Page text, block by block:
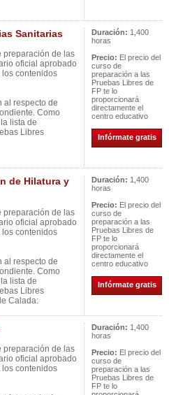
Sanitarias
preparación de las
oficial aprobado
contenidos
al respecto de
Como
lista de
Libres
Duración: 1,400
horas
Precio: El precio del
curso de
preparación a las
Pruebas Libres de
FP te lo
proporcionará
directamente el
centro educativo
Infórmate gratis
de Hilatura y
preparación de las
oficial aprobado
contenidos
al respecto de
Como
lista de
Libres
Calada:
Duración: 1,400
horas
Precio: El precio del
curso de
preparación a las
Pruebas Libres de
FP te lo
proporcionará
directamente el
centro educativo
Infórmate gratis
preparación de las
oficial aprobado
contenidos
Duración: 1,400
horas
Precio: El precio del
curso de
preparación a las
Pruebas Libres de
FP te lo